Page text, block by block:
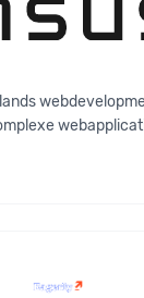
omgeving van jouw